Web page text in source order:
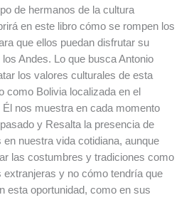
de hermanos de la cultura
en este libro cómo se rompen los
que ellos puedan disfrutar su
Andes. Lo que busca Antonio
los valores culturales de esta
como Bolivia localizada en el
nos muestra en cada momento
y Resalta la presencia de
nuestra vida cotidiana, aunque
las costumbres y tradiciones como
extranjeras y no cómo tendría que
esta oportunidad, como en sus